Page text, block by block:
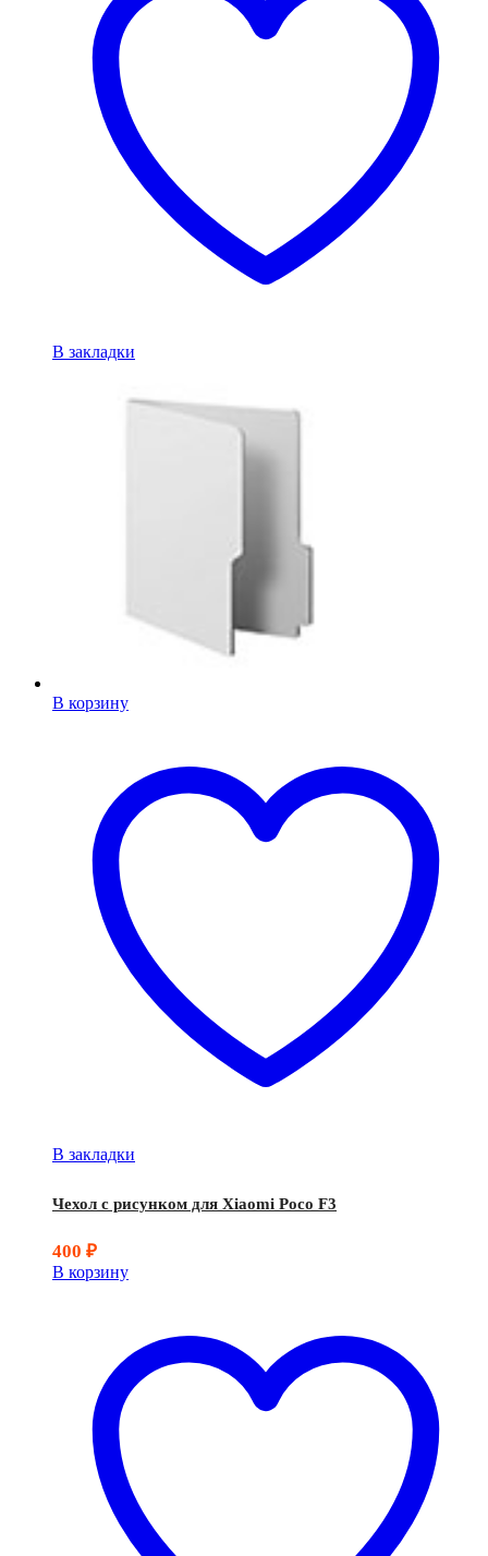
В закладки
В корзину
В закладки
Чехол с рисунком для Xiaomi Poco F3
400 ₽
В корзину